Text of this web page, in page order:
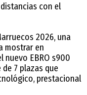
con el
2026, una
mostrar en
nuevo EBRO s900
de 7 plazas que
prestacional